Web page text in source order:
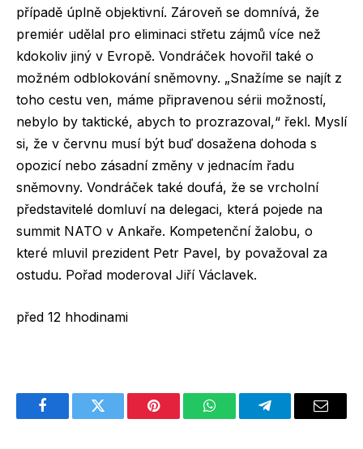
případě úplně objektivní. Zároveň se domnívá, že
premiér udělal pro eliminaci střetu zájmů více než
kdokoliv jiný v Evropě. Vondráček hovořil také o
možném odblokování sněmovny. „Snažíme se najít z
toho cestu ven, máme připravenou sérii možností,
nebylo by taktické, abych to prozrazoval,“ řekl. Myslí
si, že v červnu musí být buď dosažena dohoda s
opozicí nebo zásadní změny v jednacím řadu
sněmovny. Vondráček také doufá, že se vrcholní
představitelé domluví na delegaci, která pojede na
summit NATO v Ankaře. Kompetenční žalobu, o
které mluvil prezident Petr Pavel, by považoval za
ostudu. Pořad moderoval Jiří Václavek.
před 12 hhodinami
FacebookTwitter Pinterest WhatsAppTelegramEmail